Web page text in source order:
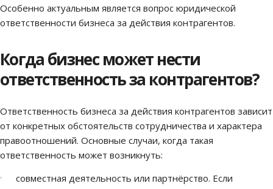
Особенно актуальным является вопрос юридической
ответственности бизнеса за действия контрагентов.
Когда бизнес может нести
ответственность за контрагентов?
Ответственность бизнеса за действия контрагентов зависит
от конкретных обстоятельств сотрудничества и характера
правоотношений. Основные случаи, когда такая
ответственность может возникнуть:
совместная деятельность или партнёрство. Если